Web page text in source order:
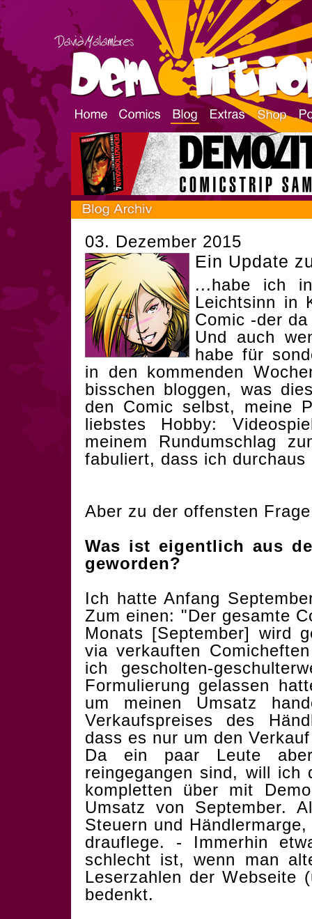
03. Dezember 2015
Ein Update
...habe ich
Leichtsinn in
Comic -der
Und auch
habe für
in den kommenden
bisschen bloggen, was
den Comic selbst, meine
liebstes Hobby:
meinem Rundumschlag
fabuliert, dass ich
Aber zu der offensten
Was ist eigentlich aus
geworden?
Ich hatte Anfang
Zum einen: "Der gesamte
Monats [September] wird
via verkauften
ich gescholten-
Formulierung gelassen
um meinen Umsatz
Verkaufspreises des
dass es nur um den
Da ein paar Leute
reingegangen sind, will ich
kompletten über mit
Umsatz von September.
Steuern und
drauflege. - Immerhin
schlecht ist, wenn man
Leserzahlen der Webseite
bedenkt.